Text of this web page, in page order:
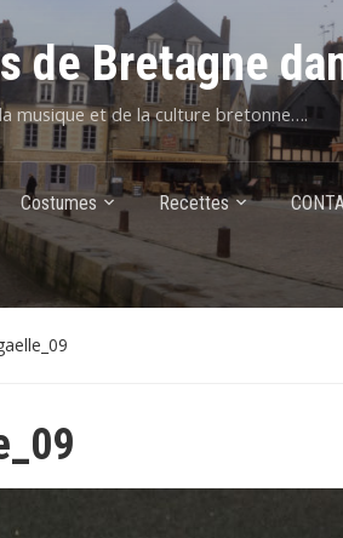
de Bretagne
musique et de la culture bretonne….
Costumes Recettes